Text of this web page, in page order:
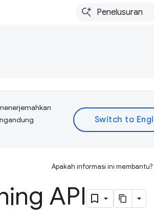
Apakah informasi ini membantu?
API